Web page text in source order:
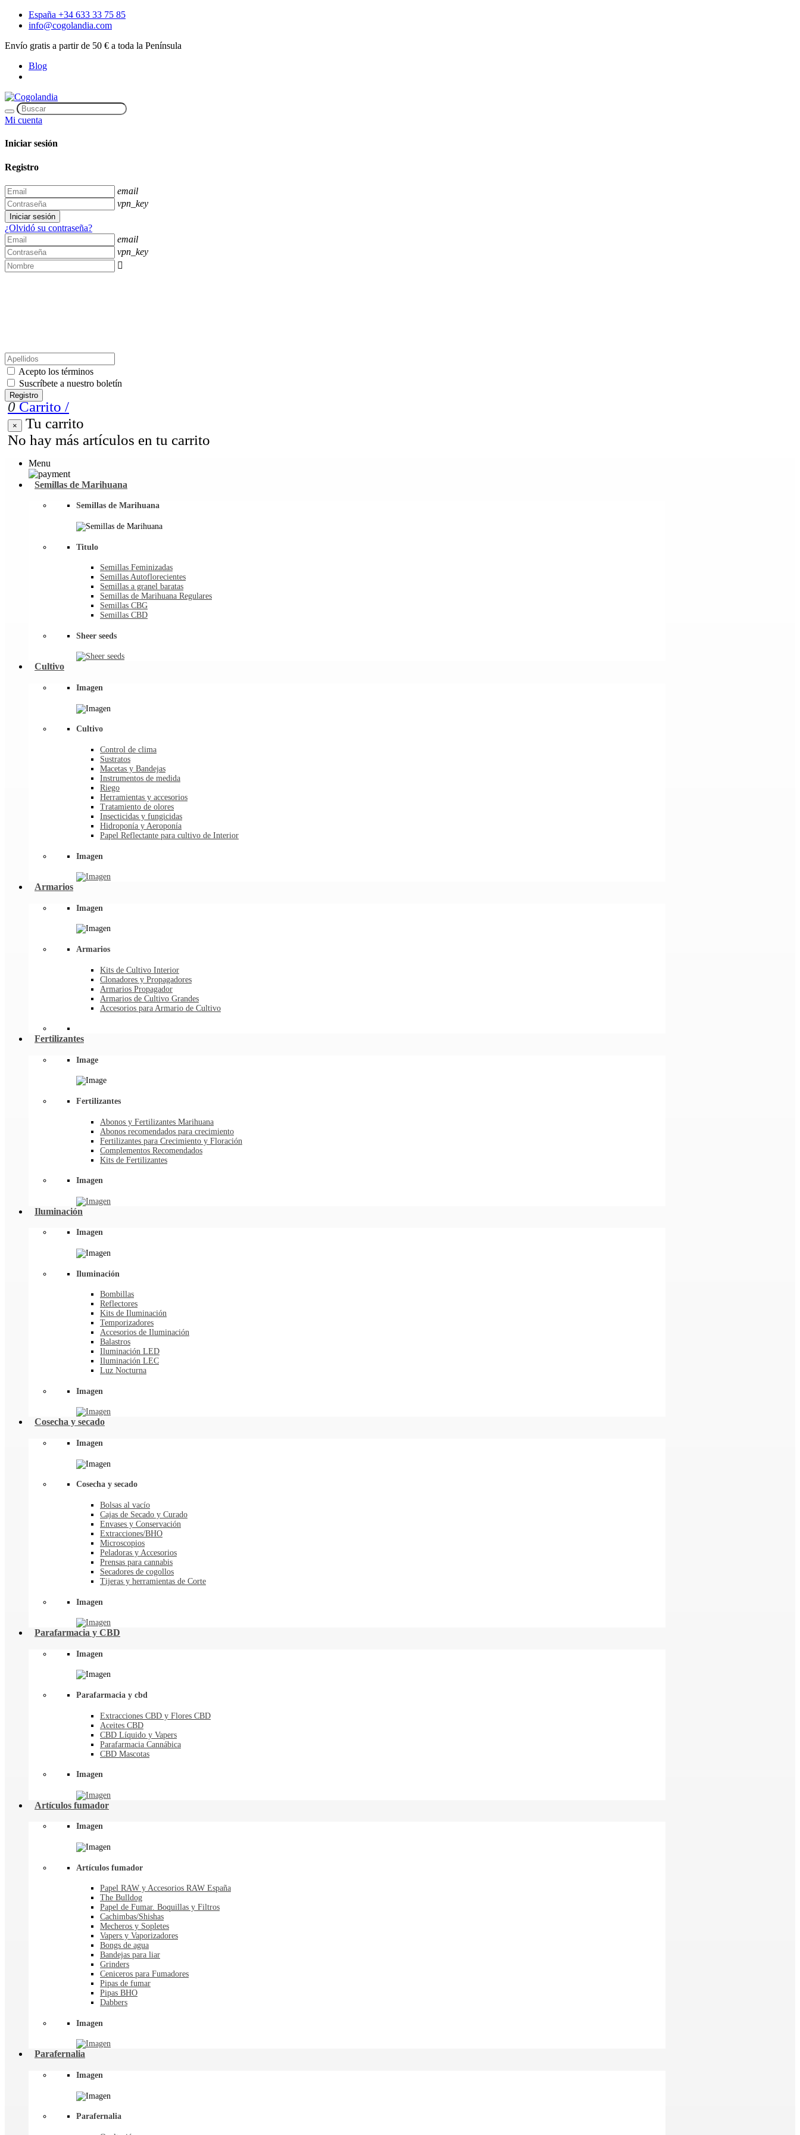
España +34 633 33 75 85
info@cogolandia.com
Envío gratis a partir de 50 € a toda la Península
Blog
Mi cuenta
Iniciar sesión
Registro
email
vpn_key
Iniciar sesión
¿Olvidó su contraseña?
email
vpn_key

Acepto los términos
Suscríbete a nuestro boletín
Registro
0 Carrito /
×
Tu carrito
No hay más artículos en tu carrito
Menu
Semillas de Marihuana
Semillas de Marihuana
Titulo
Semillas Feminizadas
Semillas Autoflorecientes
Semillas a granel baratas
Semillas de Marihuana Regulares
Semillas CBG
Semillas CBD
Sheer seeds
Cultivo
Imagen
Cultivo
Control de clima
Sustratos
Macetas y Bandejas
Instrumentos de medida
Riego
Herramientas y accesorios
Tratamiento de olores
Insecticidas y fungicidas
Hidroponía y Aeroponía
Papel Reflectante para cultivo de Interior
Imagen
Armarios
Imagen
Armarios
Kits de Cultivo Interior
Clonadores y Propagadores
Armarios Propagador
Armarios de Cultivo Grandes
Accesorios para Armario de Cultivo
Fertilizantes
Image
Fertilizantes
Abonos y Fertilizantes Marihuana
Abonos recomendados para crecimiento
Fertilizantes para Crecimiento y Floración
Complementos Recomendados
Kits de Fertilizantes
Imagen
Iluminación
Imagen
Iluminación
Bombillas
Reflectores
Kits de Iluminación
Temporizadores
Accesorios de Iluminación
Balastros
Iluminación LED
Iluminación LEC
Luz Nocturna
Imagen
Cosecha y secado
Imagen
Cosecha y secado
Bolsas al vacío
Cajas de Secado y Curado
Envases y Conservación
Extracciones/BHO
Microscopios
Peladoras y Accesorios
Prensas para cannabis
Secadores de cogollos
Tijeras y herramientas de Corte
Imagen
Parafarmacia y CBD
Imagen
Parafarmacia y cbd
Extracciones CBD y Flores CBD
Aceites CBD
CBD Líquido y Vapers
Parafarmacia Cannábica
CBD Mascotas
Imagen
Artículos fumador
Imagen
Artículos fumador
Papel RAW y Accesorios RAW España
The Bulldog
Papel de Fumar. Boquillas y Filtros
Cachimbas/Shishas
Mecheros y Sopletes
Vapers y Vaporizadores
Bongs de agua
Bandejas para liar
Grinders
Ceniceros para Fumadores
Pipas de fumar
Pipas BHO
Dabbers
Imagen
Parafernalia
Imagen
Parafernalia